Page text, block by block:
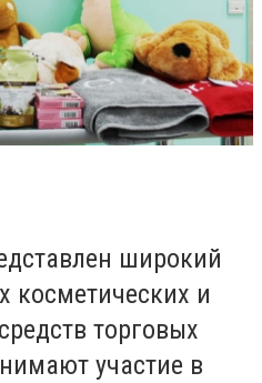
широкий
косметических и
торговых
участие в